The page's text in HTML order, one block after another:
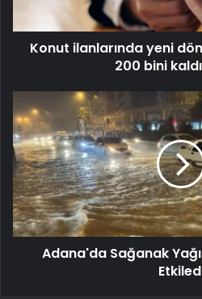
Konut ilanlarında yeni
200 bini
Adana'da Sağanak